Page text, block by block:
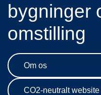
bygninger
omstilling
Om os
CO2-neutralt website